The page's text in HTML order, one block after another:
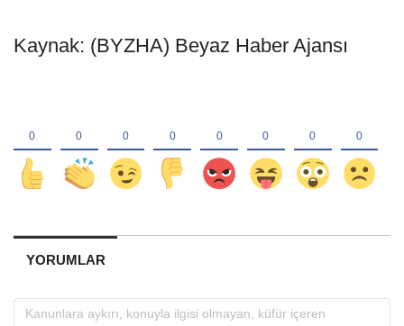
Kaynak: (BYZHA) Beyaz Haber Ajansı
YORUMLAR